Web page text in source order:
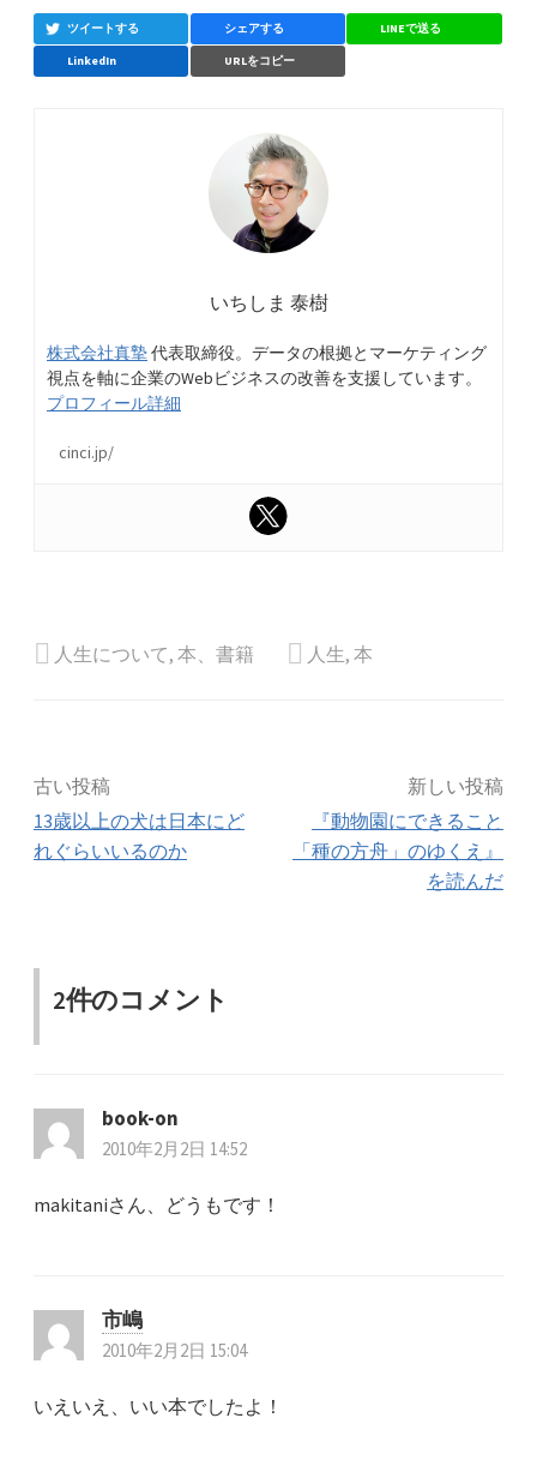
ツイートする シェアする LINEで送る
LinkedIn URLをコピー
いちしま 泰樹
株式会社真摯代表取締役。データの根拠とマーケティング
視点を軸に企業のWebビジネスの改善を支援しています。
プロフィール詳細
cinci.jp/
人生について, 本、書籍 人生, 本
投
稿
ビ
ゲ
シ
古い投稿
13歳以上の犬は日本にど
れぐらいいるのか
新しい投稿
『動物園にできること
「種の方舟」のゆくえ』
を読んだ
2件のコメント
book-on
2010年2月2日 14:52
makitaniさん、どうもです！
市嶋
2010年2月2日 15:04
いえいえ、いい本でしたよ！